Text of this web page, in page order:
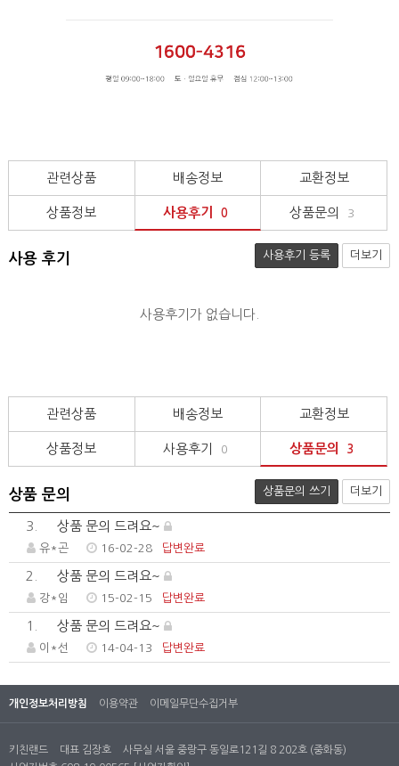
관련상품 배송정보 교환정보
상품정보 사용후기 0 상품문의 3
사용 후기 사용후기 등록 더보기
사용후기가 없습니다.
관련상품 배송정보 교환정보
상품정보 사용후기 0 상품문의 3
상품 문의 상품문의 쓰기 더보기
3. 상품 문의 드려요~
유*곤 16-02-28 답변완료
2. 상품 문의 드려요~
강*임 15-02-15 답변완료
1. 상품 문의 드려요~
이*선 14-04-13 답변완료
개인정보처리방침 이용약관 이메일무단수집거부
키친랜드 대표 김장호
사무실 서울 중랑구 동일로121길 8 202호 (중화동)